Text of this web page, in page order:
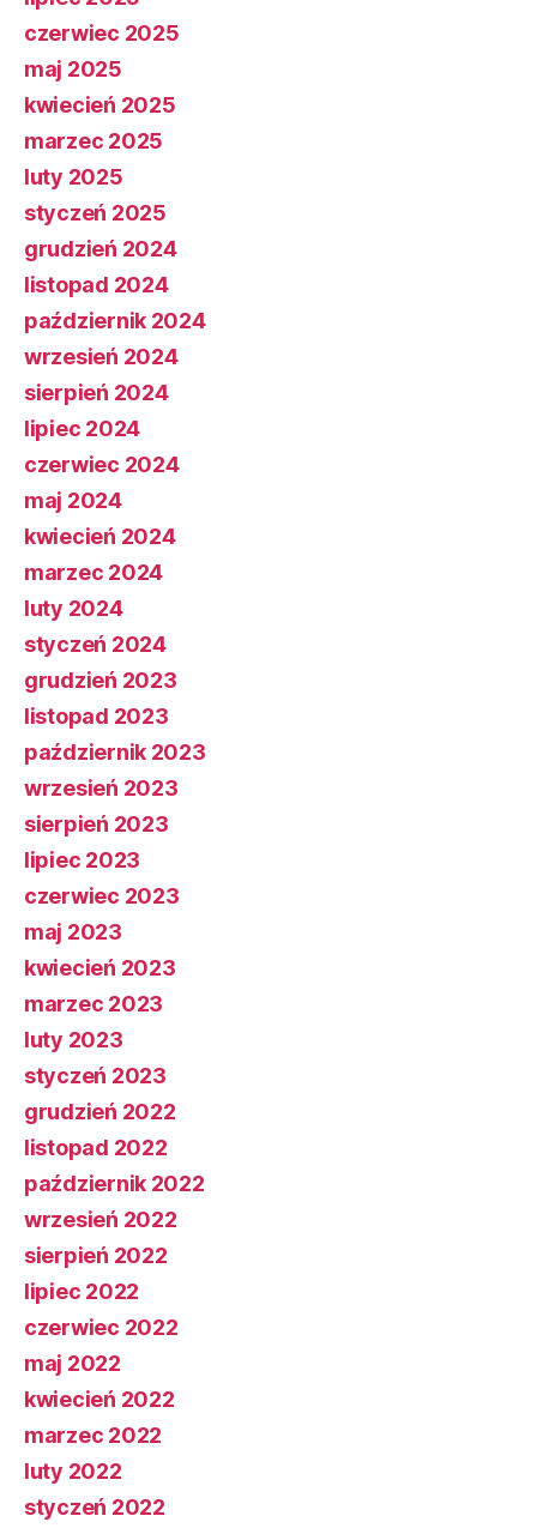
czerwiec 2025
maj 2025
kwiecień 2025
marzec 2025
luty 2025
styczeń 2025
grudzień 2024
listopad 2024
październik 2024
wrzesień 2024
sierpień 2024
lipiec 2024
czerwiec 2024
maj 2024
kwiecień 2024
marzec 2024
luty 2024
styczeń 2024
grudzień 2023
listopad 2023
październik 2023
wrzesień 2023
sierpień 2023
lipiec 2023
czerwiec 2023
maj 2023
kwiecień 2023
marzec 2023
luty 2023
styczeń 2023
grudzień 2022
listopad 2022
październik 2022
wrzesień 2022
sierpień 2022
lipiec 2022
czerwiec 2022
maj 2022
kwiecień 2022
marzec 2022
luty 2022
styczeń 2022